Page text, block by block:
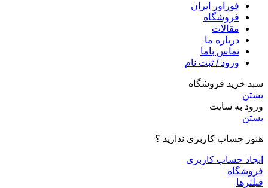
فوراور ایران
فروشگاه
مقالات
درباره ما
تماس باما
ورود / ثبت نام
سبد خرید فروشگاه
بستن
ورود به سایت
بستن
هنوز حساب کاربری ندارید ؟
ایجاد حساب کاربری
فروشگاه
فیلترها